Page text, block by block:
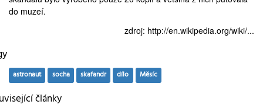
do muzeí.
zdroj: http://en.wikipedia.org/wiki/...
astronaut socha skafandr dílo Měsíc
články